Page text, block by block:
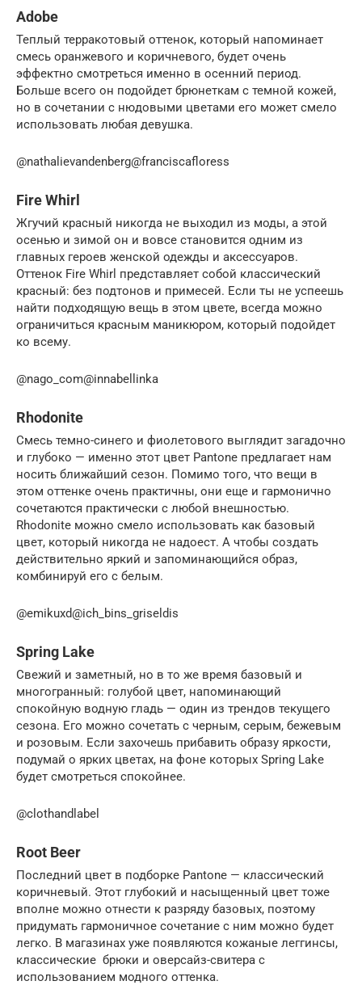
Adobe
Теплый терракотовый оттенок, который напоминает
смесь оранжевого и коричневого, будет очень
эффектно смотреться именно в осенний период.
Больше всего он подойдет брюнеткам с темной кожей,
но в сочетании с нюдовыми цветами его может смело
использовать любая девушка.
@nathalievandenberg@franciscafloress
Fire Whirl
Жгучий красный никогда не выходил из моды, а этой
осенью и зимой он и вовсе становится одним из
главных героев женской одежды и аксессуаров.
Оттенок Fire Whirl представляет собой классический
красный: без подтонов и примесей. Если ты не успеешь
найти подходящую вещь в этом цвете, всегда можно
ограничиться красным маникюром, который подойдет
ко всему.
@nago_com@innabellinka
Rhodonite
Смесь темно-синего и фиолетового выглядит загадочно
и глубоко — именно этот цвет Pantone предлагает нам
носить ближайший сезон. Помимо того, что вещи в
этом оттенке очень практичны, они еще и гармонично
сочетаются практически с любой внешностью.
Rhodonite можно смело использовать как базовый
цвет, который никогда не надоест. А чтобы создать
действительно яркий и запоминающийся образ,
комбинируй его с белым.
@emikuxd@ich_bins_griseldis
Spring Lake
Свежий и заметный, но в то же время базовый и
многогранный: голубой цвет, напоминающий
спокойную водную гладь — один из трендов текущего
сезона. Его можно сочетать с черным, серым, бежевым
и розовым. Если захочешь прибавить образу яркости,
подумай о ярких цветах, на фоне которых Spring Lake
будет смотреться спокойнее.
@clothandlabel
Root Beer
Последний цвет в подборке Pantone — классический
коричневый. Этот глубокий и насыщенный цвет тоже
вполне можно отнести к разряду базовых, поэтому
придумать гармоничное сочетание с ним можно будет
легко. В магазинах уже появляются кожаные леггинсы,
классические брюки и оверсайз-свитера с
использованием модного оттенка.